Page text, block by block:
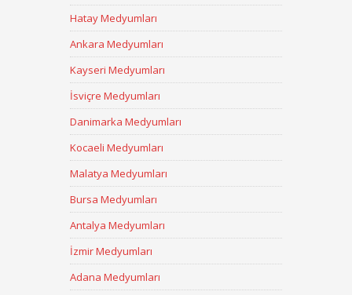
Hatay Medyumları
Ankara Medyumları
Kayseri Medyumları
İsviçre Medyumları
Danimarka Medyumları
Kocaeli Medyumları
Malatya Medyumları
Bursa Medyumları
Antalya Medyumları
İzmir Medyumları
Adana Medyumları